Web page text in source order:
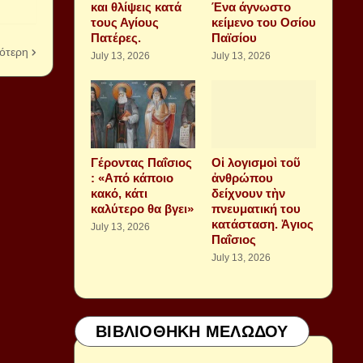
και θλίψεις κατά
τους Αγίους
Πατέρες.
July 13, 2026
Ένα άγνωστο
κείμενο του Οσίου
Παϊσίου
July 13, 2026
Γέροντας Παΐσιος
: «Από κάποιο
κακό, κάτι
καλύτερο θα βγει»
July 13, 2026
Οἱ λογισμοὶ τοῦ
ἀνθρώπου
δείχνουν τὴν
πνευματική του
κατάσταση. Ἁγιος
Παΐσιος
July 13, 2026
ΒΙΒΛΙΟΘΗΚΗ ΜΕΛΩΔΟΥ